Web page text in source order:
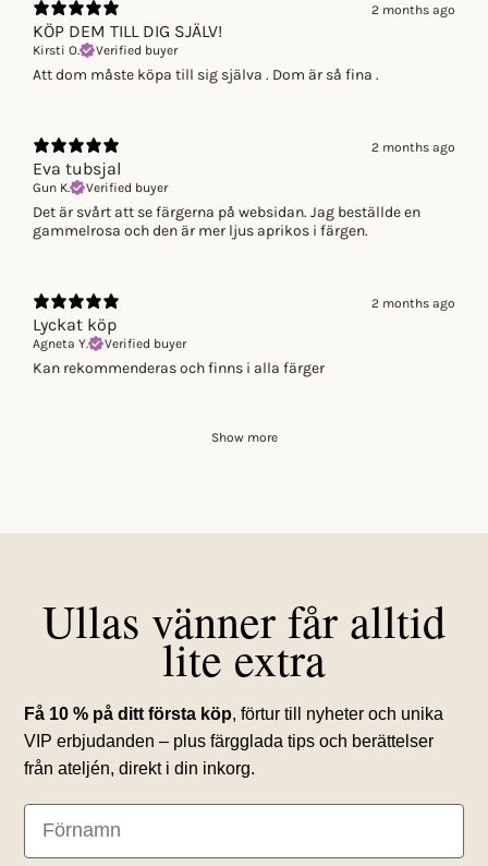
2 months ago
KÖP DEM TILL DIG SJÄLV!
Kirsti O. Verified buyer
Att dom måste köpa till sig själva . Dom är så fina .
2 months ago
Eva tubsjal
Gun K. Verified buyer
Det är svårt att se färgerna på websidan. Jag beställde en
gammelrosa och den är mer ljus aprikos i färgen.
2 months ago
Lyckat köp
Agneta Y. Verified buyer
Kan rekommenderas och finns i alla färger
Show more
Ullas vänner får alltid
lite extra
Få 10 % på ditt första köp, förtur till nyheter och unika
VIP erbjudanden – plus färgglada tips och berättelser
från ateljén, direkt i din inkorg.
First Name